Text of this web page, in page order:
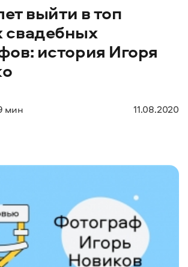
выйти в топ
история Игоря
мин 11.08.2020